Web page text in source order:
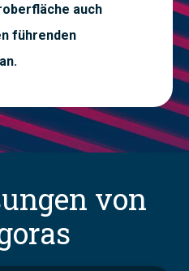
auch
führenden
von